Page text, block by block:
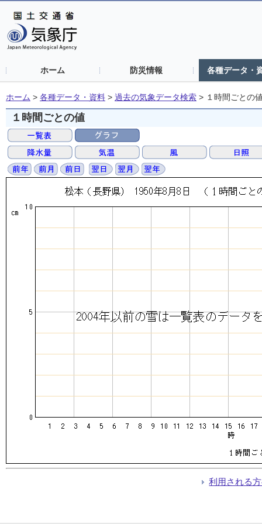
ホーム 防災情報 各種データ・
ホーム > 各種データ・資料 > 過去の気象データ検索 > １時間ごとの
１時間ごとの値
利用される